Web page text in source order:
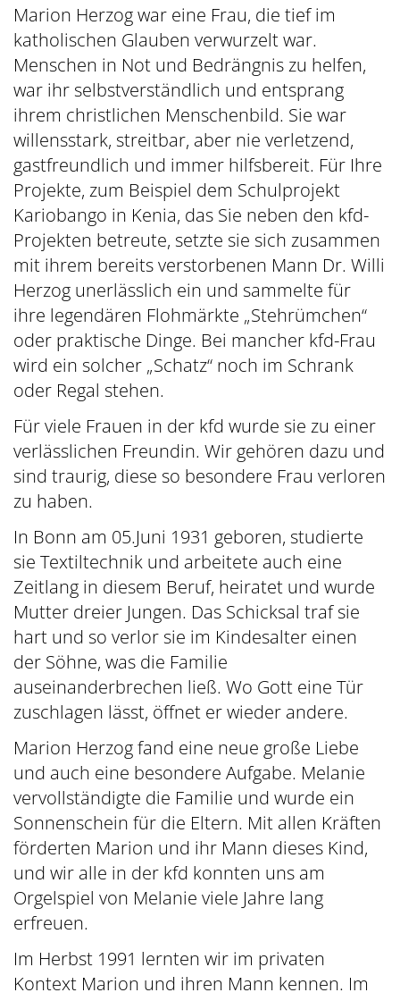
Marion Herzog war eine Frau, die tief im
katholischen Glauben verwurzelt war.
Menschen in Not und Bedrängnis zu helfen,
war ihr selbstverständlich und entsprang
ihrem christlichen Menschenbild. Sie war
willensstark, streitbar, aber nie verletzend,
gastfreundlich und immer hilfsbereit. Für Ihre
Projekte, zum Beispiel dem Schulprojekt
Kariobango in Kenia, das Sie neben den kfd-
Projekten betreute, setzte sie sich zusammen
mit ihrem bereits verstorbenen Mann Dr. Willi
Herzog unerlässlich ein und sammelte für
ihre legendären Flohmärkte „Stehrümchen“
oder praktische Dinge. Bei mancher kfd-Frau
wird ein solcher „Schatz“ noch im Schrank
oder Regal stehen.
Für viele Frauen in der kfd wurde sie zu einer
verlässlichen Freundin. Wir gehören dazu und
sind traurig, diese so besondere Frau verloren
zu haben.
In Bonn am 05.Juni 1931 geboren, studierte
sie Textiltechnik und arbeitete auch eine
Zeitlang in diesem Beruf, heiratet und wurde
Mutter dreier Jungen. Das Schicksal traf sie
hart und so verlor sie im Kindesalter einen
der Söhne, was die Familie
auseinanderbrechen ließ. Wo Gott eine Tür
zuschlagen lässt, öffnet er wieder andere.
Marion Herzog fand eine neue große Liebe
und auch eine besondere Aufgabe. Melanie
vervollständigte die Familie und wurde ein
Sonnenschein für die Eltern. Mit allen Kräften
förderten Marion und ihr Mann dieses Kind,
und wir alle in der kfd konnten uns am
Orgelspiel von Melanie viele Jahre lang
erfreuen.
Im Herbst 1991 lernten wir im privaten
Kontext Marion und ihren Mann kennen. Im